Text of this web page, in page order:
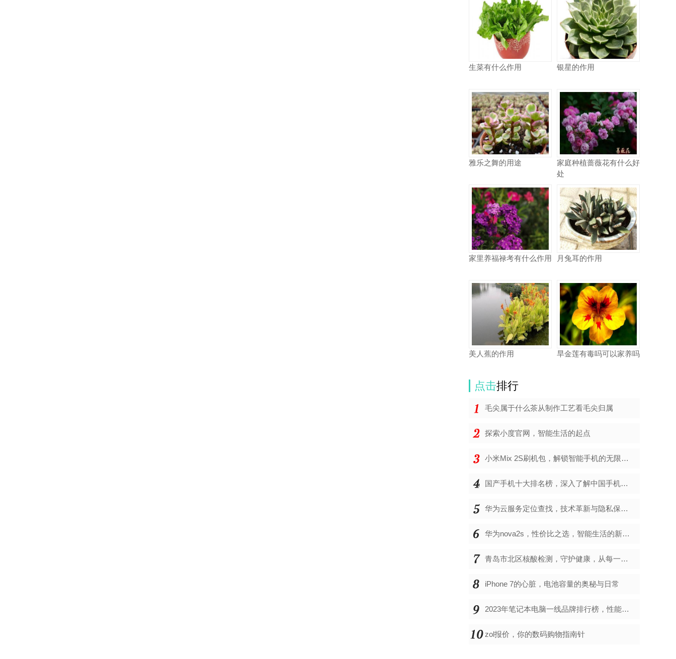
生菜有什么作用 银星的作用
雅乐之舞的用途
家庭种植蔷薇花有什么好
处
家里养福禄考有什么作用 月兔耳的作用
美人蕉的作用 旱金莲有毒吗可以家养吗
点击排行
毛尖属于什么茶从制作工艺看毛尖归属
探索小度官网，智能生活的起点
小米Mix 2S刷机包，解锁智能手机的无限可能
国产手机十大排名榜，深入了解中国手机市场的佼佼者
华为云服务定位查找，技术革新与隐私保护的双重奏
华为nova2s，性价比之选，智能生活的新伙伴
青岛市北区核酸检测，守护健康，从每一次检测开始
iPhone 7的心脏，电池容量的奥秘与日常
2023年笔记本电脑一线品牌排行榜，性能、创新与用户满意度的综合考量
zol报价，你的数码购物指南针